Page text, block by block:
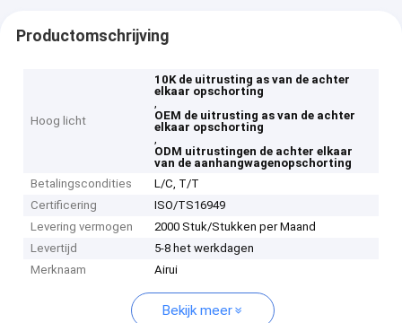
Productomschrijving
Hoog licht
10K de uitrusting as van de achter
elkaar opschorting
,
OEM de uitrusting as van de achter
elkaar opschorting
,
ODM uitrustingen de achter elkaar
van de aanhangwagenopschorting
Betalingscondities
L/C, T/T
Certificering
ISO/TS16949
Levering vermogen
2000 Stuk/Stukken per Maand
Levertijd
5-8 het werkdagen
Merknaam
Airui
Bekijk meer